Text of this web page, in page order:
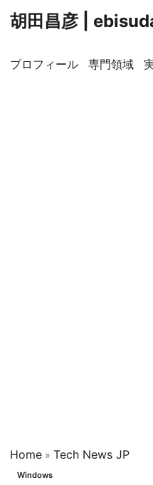
胡田昌彦 |
プロフィール 専門領域
Home » Tech News JP
Windows